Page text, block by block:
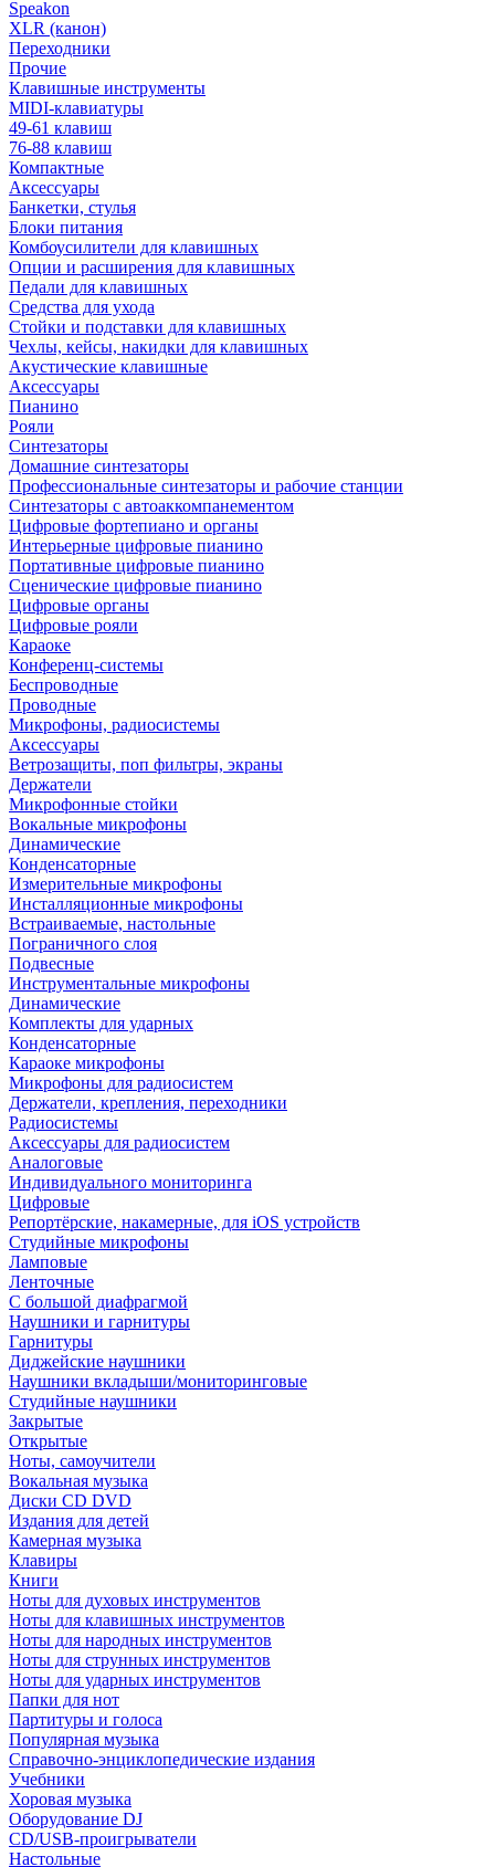
Speakon
XLR (канон)
Переходники
Прочие
Клавишные инструменты
MIDI-клавиатуры
49-61 клавиш
76-88 клавиш
Компактные
Аксессуары
Банкетки, стулья
Блоки питания
Комбоусилители для клавишных
Опции и расширения для клавишных
Педали для клавишных
Средства для ухода
Стойки и подставки для клавишных
Чехлы, кейсы, накидки для клавишных
Акустические клавишные
Аксессуары
Пианино
Рояли
Синтезаторы
Домашние синтезаторы
Профессиональные синтезаторы и рабочие станции
Синтезаторы с автоаккомпанементом
Цифровые фортепиано и органы
Интерьерные цифровые пианино
Портативные цифровые пианино
Сценические цифровые пианино
Цифровые органы
Цифровые рояли
Караоке
Конференц-системы
Беспроводные
Проводные
Микрофоны, радиосистемы
Аксессуары
Ветрозащиты, поп фильтры, экраны
Держатели
Микрофонные стойки
Вокальные микрофоны
Динамические
Конденсаторные
Измерительные микрофоны
Инсталляционные микрофоны
Встраиваемые, настольные
Пограничного слоя
Подвесные
Инструментальные микрофоны
Динамические
Комплекты для ударных
Конденсаторные
Караоке микрофоны
Микрофоны для радиосистем
Держатели, крепления, переходники
Радиосистемы
Аксессуары для радиосистем
Аналоговые
Индивидуального мониторинга
Цифровые
Репортёрские, накамерные, для iOS устройств
Студийные микрофоны
Ламповые
Ленточные
С большой диафрагмой
Наушники и гарнитуры
Гарнитуры
Диджейские наушники
Наушники вкладыши/мониторинговые
Студийные наушники
Закрытые
Открытые
Ноты, самоучители
Вокальная музыка
Диски CD DVD
Издания для детей
Камерная музыка
Клавиры
Книги
Ноты для духовых инструментов
Ноты для клавишных инструментов
Ноты для народных инструментов
Ноты для струнных инструментов
Ноты для ударных инструментов
Папки для нот
Партитуры и голоса
Популярная музыка
Справочно-энциклопедические издания
Учебники
Хоровая музыка
Оборудование DJ
CD/USB-проигрыватели
Настольные